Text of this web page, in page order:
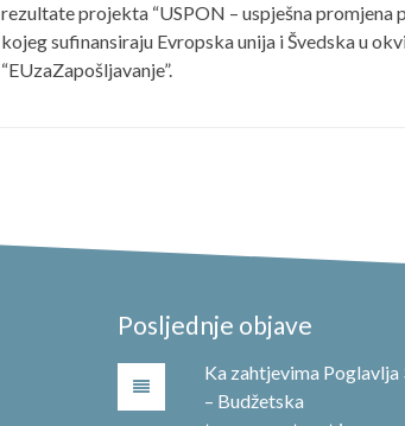
rezultate projekta “USPON – uspješna promjena
kojeg sufinansiraju Evropska unija i Švedska u
“EUzaZapošljavanje”.
Posljednje objave
Ka zahtjevima Poglavlja
– Budžetska